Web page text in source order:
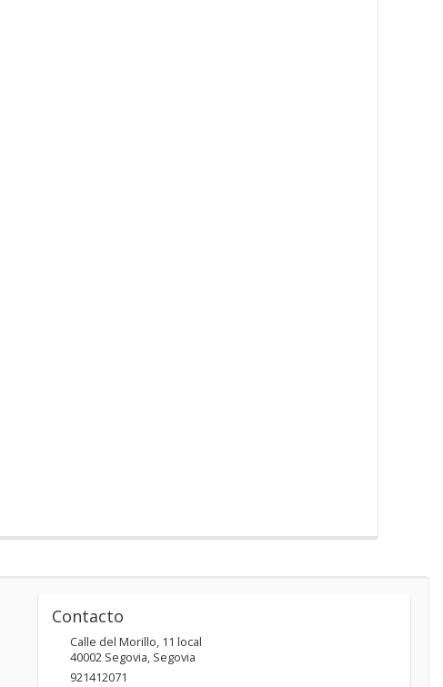
Contacto
Calle del Morillo, 11 local
40002 Segovia, Segovia
921412071